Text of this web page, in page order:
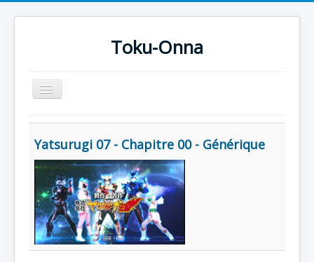
Toku-Onna
Basculer
la
Accueil
Toku-Actrices
Toku-Critiques
Séries
Films
COSAA
Yatsurugi 07 - Chapitre 00 - Générique